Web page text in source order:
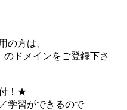
の方は、
のドメインをご登録下さ
！★
学習ができるので